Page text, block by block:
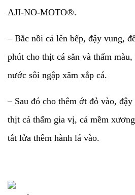
AJI-NO-MOTO®.
– Bắc nồi cá lên bếp, đậy vung,
phút cho thịt cá săn và thấm
nước sôi ngập xăm xắp cá.
– Sau đó cho thêm ớt đỏ vào,
thịt cá thấm gia vị, cá mềm
tắt lửa thêm hành lá vào.